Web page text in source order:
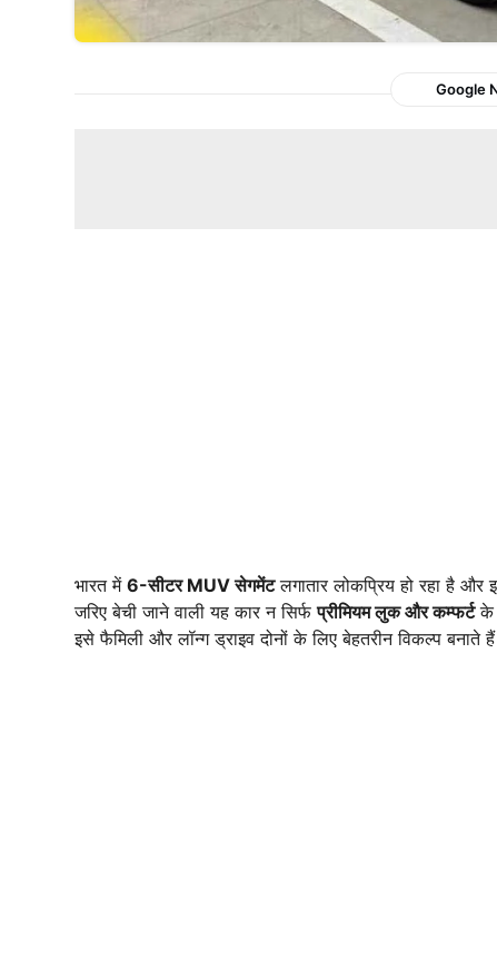
Google
भारत में 6-सीटर MUV सेगमेंटलगातार लोकप्रिय हो रहा है और
जरिए बेची जाने वाली यह कार न सिर्फप्रीमियम लुक और कम्फर्टके
इसे फैमिली और लॉन्ग ड्राइव दोनों के लिए बेहतरीन विकल्प बनाते